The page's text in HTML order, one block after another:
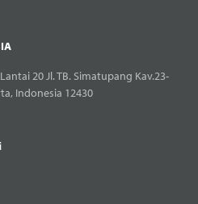
20 Jl. TB. Simatupang Kav.23-
Indonesia 12430